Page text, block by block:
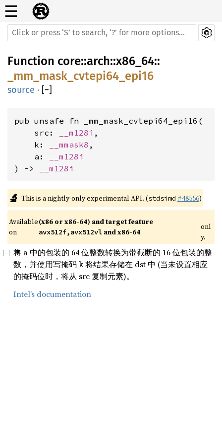
☰
Function core::arch::x86_64::
_mm_mask_cvtepi64_epi16
source · [−]
pub unsafe fn _mm_mask_cvtepi64_epi16(
    src:
__m128i ,
    k:
__mmask8 ,
    a:
__m128i
) ->
__m128i
🔬 This is a nightly-only experimental API. (stdsimd #48556)
Available
on
avx512f,avx512vl and x86-64
onl
y.
将 a 中的包装的 64 位整数转换为带截断的 16 位包装的整
数，并使用写掩码 k 将结果存储在 dst 中 (当未设置相应
的掩码位时，将从 src 复制元素)。
Intel’s documentation